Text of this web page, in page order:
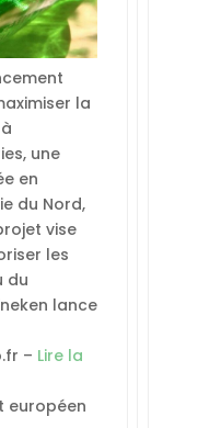
la
une
en
du Nord,
vise
les
du
lance
– Lire la
européen